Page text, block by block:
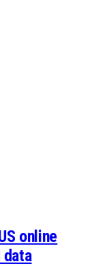
online
data